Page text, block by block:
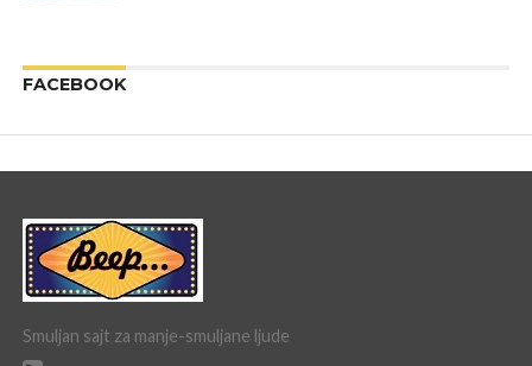
FACEBOOK
Smuljan sajt za manje-smuljane ljude